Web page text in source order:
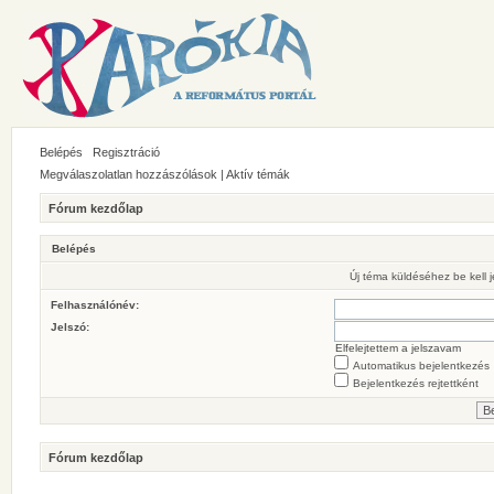
Belépés
Regisztráció
Megválaszolatlan hozzászólások | Aktív témák
Fórum kezdőlap
Belépés
Új téma küldéséhez be kell
Felhasználónév:
Jelszó:
Elfelejtettem a jelszavam
Automatikus bejelentkezés
Bejelentkezés rejtettként
Fórum kezdőlap